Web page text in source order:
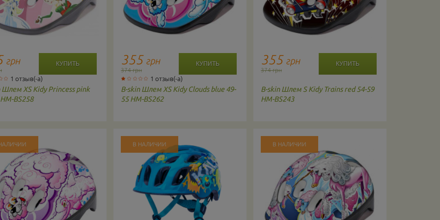
грн
1 отзыв(-а)
Шлем XS Kidy Princess pink
BS258
355 грн
374 грн
1 отзыв(-а)
B-skin Шлем XS Kidy Clouds blue 49-
55 HM-BS262
В НАЛИЧИИ
355 грн
374 грн
B-skin Шлем S Kidy Trains red 54-59
HM-BS243
В НАЛИЧИИ